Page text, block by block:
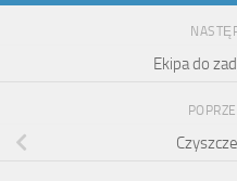
Ekipa do